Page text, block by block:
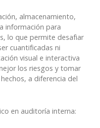
almacenamiento,
información para
lo que permite desafiar
cuantificadas ni
visual e interactiva
los riesgos y tomar
a diferencia del
en auditoría interna: